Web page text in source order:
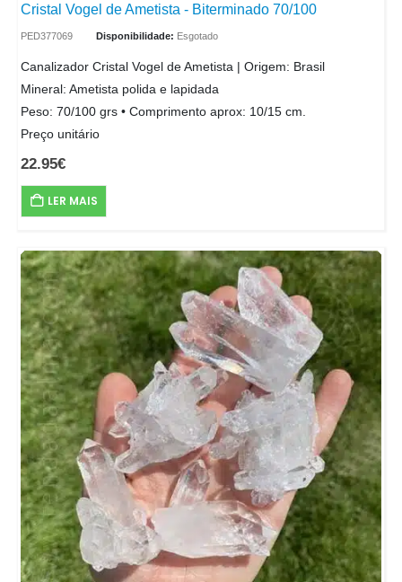
Cristal Vogel de Ametista - Biterminado 70/100
PED377069 Disponibilidade: Esgotado
Canalizador Cristal Vogel de Ametista | Origem: Brasil
Mineral: Ametista polida e lapidada
Peso: 70/100 grs • Comprimento aprox: 10/15 cm.
Preço unitário
22.95€
LER MAIS